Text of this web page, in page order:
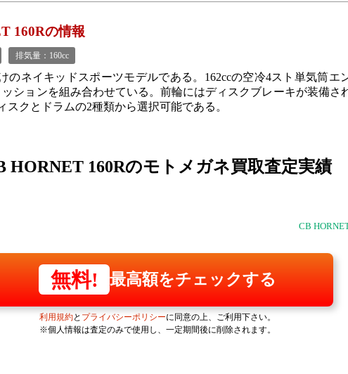
160Rの情報
排気量：160cc
のネイキッドスポーツモデルである。162ccの空冷4スト単気筒エ
ションを組み合わせている。前輪にはディスクブレーキが装備さ
スクとドラムの2種類から選択可能である。
HORNET 160Rのモトメガネ買取査定実績
CB
無料! 最高額をチェックする
利用規約と プライバシーポリシーに同意の上、ご利用下さい。
※個人情報は査定のみで使用し、一定期間後に削除されます。